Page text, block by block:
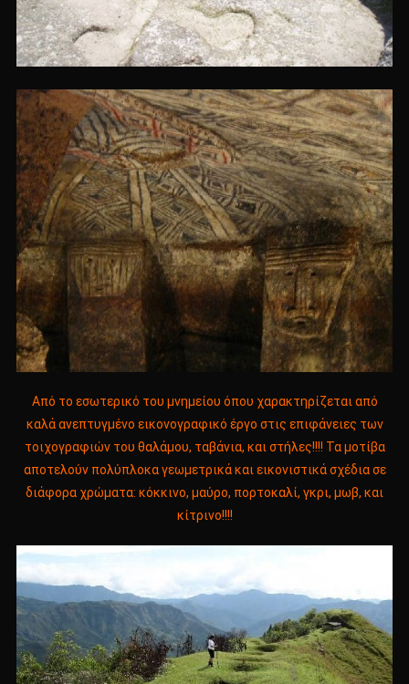
Από το εσωτερικό του μνημείου όπου χαρακτηρίζεται από
καλά ανεπτυγμένο εικονογραφικό έργο στις επιφάνειες των
τοιχογραφιών του θαλάμου, ταβάνια, και στήλες!!!! Τα μοτίβα
αποτελούν πολύπλοκα γεωμετρικά και εικονιστικά σχέδια σε
διάφορα χρώματα: κόκκινο, μαύρο, πορτοκαλί, γκρι, μωβ, και
κίτρινο!!!!